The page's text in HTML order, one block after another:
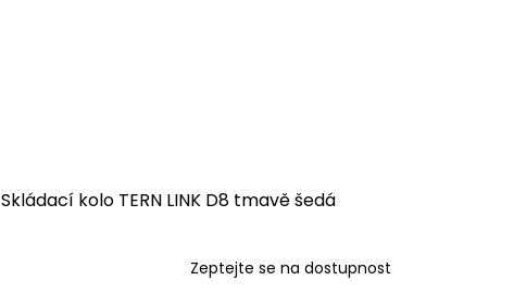
Skládací kolo TERN LINK D8 tmavě šedá
Zeptejte se na dostupnost